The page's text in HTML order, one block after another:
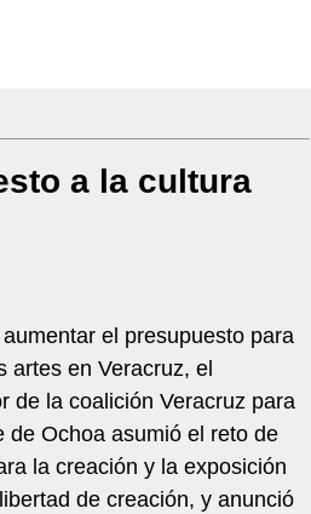
a la cultura
el presupuesto para
artes en Veracruz, el
de la coalición Veracruz para
de Ochoa asumió el reto de
la creación y la exposición
de creación, y anunció